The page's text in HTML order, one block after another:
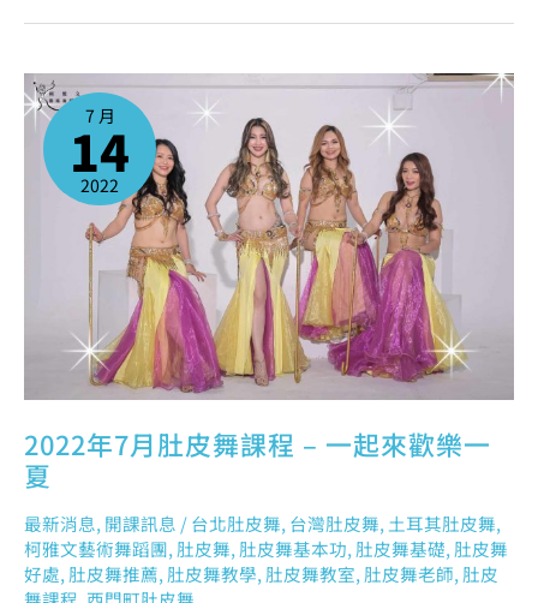
7 月
14
2022
2022年7月肚皮舞課程 – 一起來歡樂一
夏
最新消息, 開課訊息 /台北肚皮舞, 台灣肚皮舞, 土耳其肚皮舞,
柯雅文藝術舞蹈團, 肚皮舞, 肚皮舞基本功, 肚皮舞基礎, 肚皮舞
好處, 肚皮舞推薦, 肚皮舞教學, 肚皮舞教室, 肚皮舞老師, 肚皮
2022
年
7
皮
舞
課
程
一